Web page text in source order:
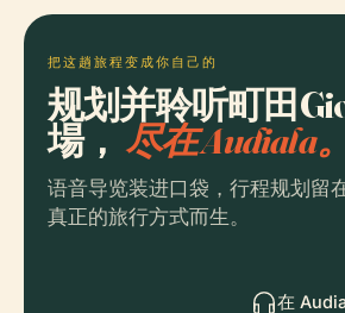
把这趟旅程变成你自己的
规划并聆听町田
場， 尽在 Audiala。
语音导览装进口袋，行程规划留
真正的旅行方式而生。
在